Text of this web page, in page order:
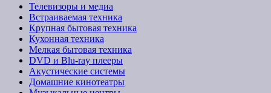
Телевизоры и медиа
Встраиваемая техника
Крупная бытовая техника
Кухонная техника
Мелкая бытовая техника
DVD и Blu-ray плееры
Акустические системы
Домашние кинотеатры